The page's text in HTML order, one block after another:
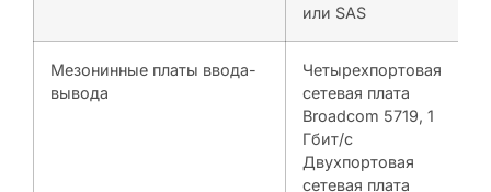
или SAS
Мезонинные платы ввода-
вывода
Четырехпортовая
сетевая плата
Broadcom 5719, 1
Гбит/с
Двухпортовая
сетевая плата